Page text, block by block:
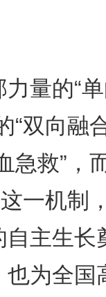
量的“单
“双向融
急救”，
一机制
自主生长
也为全国